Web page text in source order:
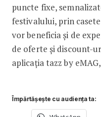
puncte fixe,
festivalului, prin
vor beneficia și de
de oferte și discount-
aplicația tazz by
Împărtășește cu audiența ta: